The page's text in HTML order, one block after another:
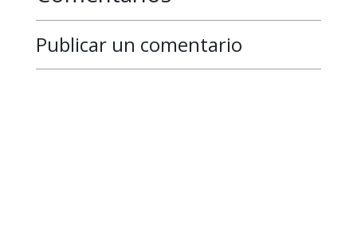
Publicar un comentario